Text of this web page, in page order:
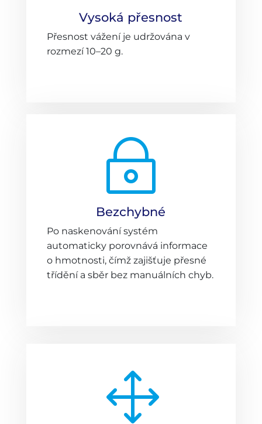
Vysoká přesnost
Přesnost vážení je udržována v
rozmezí 10–20 g.
~
Bezchybné
Po naskenování systém
automaticky porovnává informace
o hmotnosti, čímž zajišťuje přesné
třídění a sběr bez manuálních chyb.
1